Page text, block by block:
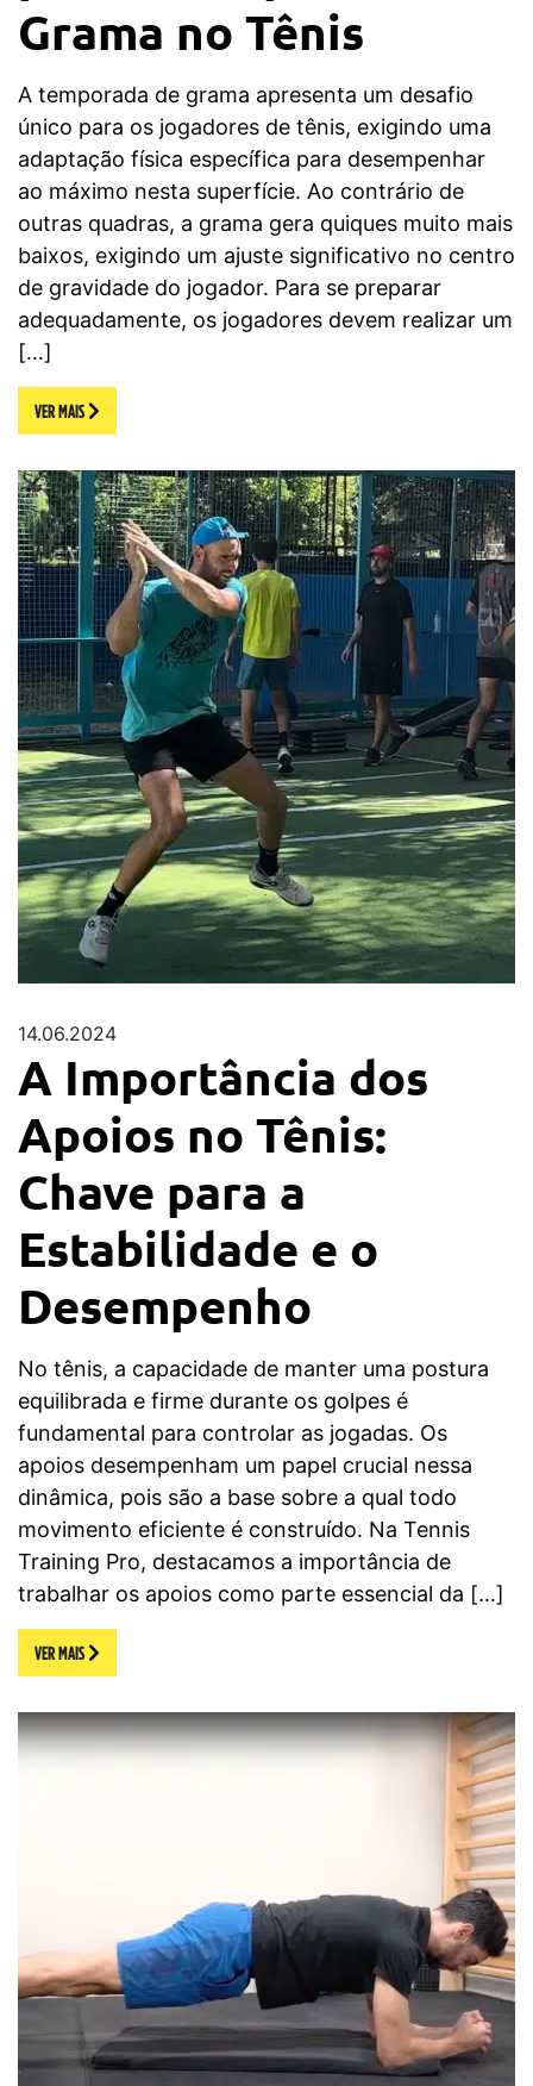
Grama no Tênis
A temporada de grama apresenta um desafio
único para os jogadores de tênis, exigindo uma
adaptação física específica para desempenhar
ao máximo nesta superfície. Ao contrário de
outras quadras, a grama gera quiques muito mais
baixos, exigindo um ajuste significativo no centro
de gravidade do jogador. Para se preparar
adequadamente, os jogadores devem realizar um
[…]
VER MAIS
14.06.2024
A Importância dos
Apoios no Tênis:
Chave para a
Estabilidade e o
Desempenho
No tênis, a capacidade de manter uma postura
equilibrada e firme durante os golpes é
fundamental para controlar as jogadas. Os
apoios desempenham um papel crucial nessa
dinâmica, pois são a base sobre a qual todo
movimento eficiente é construído. Na Tennis
Training Pro, destacamos a importância de
trabalhar os apoios como parte essencial da […]
VER MAIS